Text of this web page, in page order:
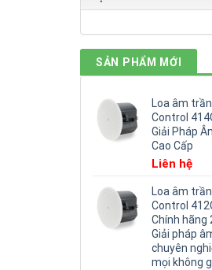
SẢN PHẨM MỚI
Loa âm
Control
Giải Pháp
Cao Cấp
Liên hệ
Loa âm
Control
Chính hãng
Giải pháp
chuyên
mọi không